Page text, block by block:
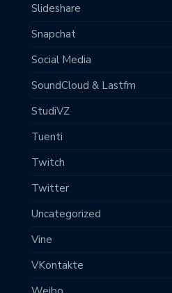
Slideshare
Snapchat
Social Media
SoundCloud & Lastfm
StudiVZ
Tuenti
Twitch
Twitter
Uncategorized
Vine
VKontakte